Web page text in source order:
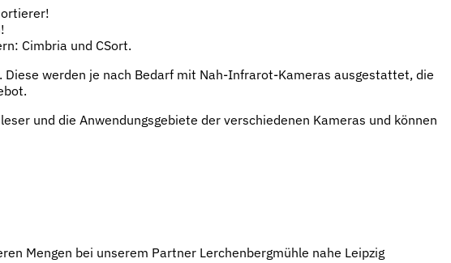
Cimbria und CSort.
werden je nach Bedarf mit Nah-Infrarot-Kameras ausgestattet, die
und die Anwendungsgebiete der verschiedenen Kameras und können
Mengen bei unserem Partner Lerchenbergmühle nahe Leipzig